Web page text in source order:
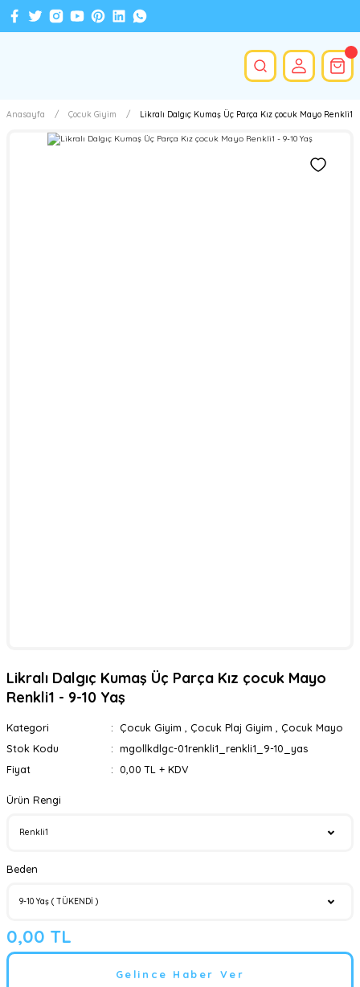
Anasayfa Çocuk Giyim Likralı Dalgıç Kumaş Üç Parça Kız çocuk Mayo Renkli1 -
Likralı Dalgıç Kumaş Üç Parça Kız çocuk Mayo
Renkli1 - 9-10 Yaş
Kategori Çocuk Giyim Çocuk Plaj Giyim
Çocuk Mayo
Stok Kodu
mgollkdlgc-01renkli1_renkli1_9-10_yas
Fiyat
0,00 TL + KDV
Ürün Rengi
Beden
0,00 TL
Gelince Haber Ver